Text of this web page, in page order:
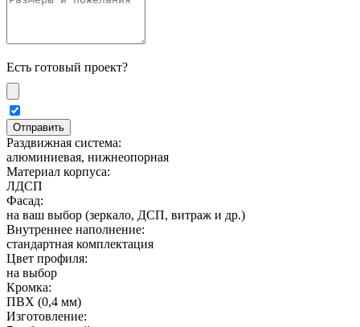
Есть готовый проект?
Раздвижная система:
алюминиевая, нижнеопорная
Материал корпуса:
ЛДСП
Фасад:
на ваш выбор (зеркало, ДСП, витраж и др.)
Внутреннее наполнение:
стандартная комплектация
Цвет профиля:
на выбор
Кромка:
ПВХ (0,4 мм)
Изготовление: